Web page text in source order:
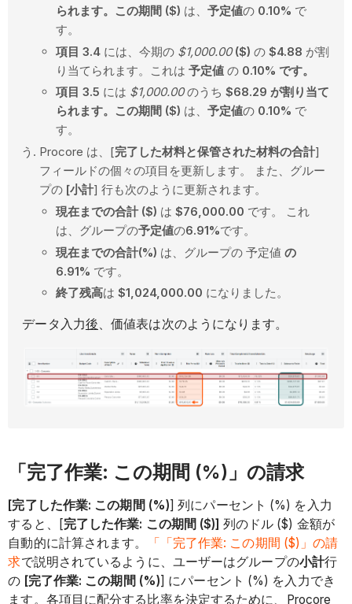
られます。 この期間 ($) は、予定値の 0.10% で
す。
項目 3.4 には、今期の $1,000.00($) の $4.88 が割
り当てられます。これは 予定値 の 0.10% です。
項目 3.5 には $1,000.00のうち $68.29 が割り当て
られます。 この期間 ($) は、予定値の 0.10% で
す。
Procore は、[完了した材料と保管された材料の合計]
フィールドの個々の項目を更新します。 また、グルー
プの [小計] 行も次のように更新されます。
現在までの合計 ($) は$76,000.00 です。 これ
は、グループの予定値の6.91%です。
現在までの合計(%) は、グループの 予定値 の
6.91% です。
終了残高は$1,024,000.00 になりました。
データ入力後 、価値表は次のようになります。
「完了作業: この期間 (%)」の請求
[完了した作業: この期間 (%)] 列にパーセント (%) を入力
すると、[完了した作業: この期間 ($)] 列のドル ($) 金額が
自動的に計算されます。
「「完了作業: この期間 ($)」の請
求で説明されているように、ユーザーはグループの小計行
の [完了作業: この期間 (%)] にパーセント (%) を入力でき
ます。各項目に配分する比率を決定するために、Procore